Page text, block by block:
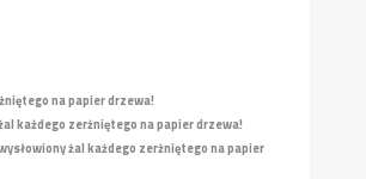
na papier drzewa!
każdego zerżniętego na papier drzewa!
żal każdego zerżniętego na papier